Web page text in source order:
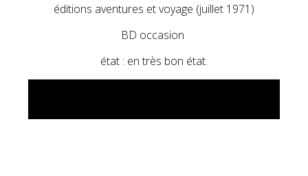
éditions aventures et voyage (juillet 1971)
BD occasion
état : en très bon état.